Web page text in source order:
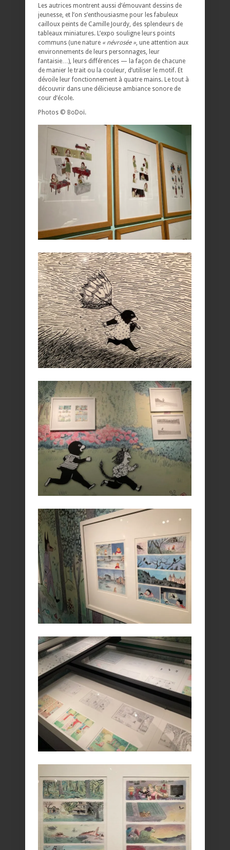
Les autrices montrent aussi d’émouvant dessins de
jeunesse, et l’on s’enthousiasme pour les fabuleux
cailloux peints de Camille Jourdy, des splendeurs de
tableaux miniatures. L’expo souligne leurs points
communs (une nature « névrosée », une attention aux
environnements de leurs personnages, leur
fantaisie…), leurs différences — la façon de chacune
de manier le trait ou la couleur, d’utiliser le motif. Et
dévoile leur fonctionnement à quatre mains. Le tout à
découvrir dans une délicieuse ambiance sonore de
cour d’école.
Photos © BoDoï.